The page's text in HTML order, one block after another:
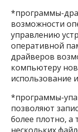
*программы-
возможности
управлению
оперативной
драйверов
компьютеру
использование
*программы-
позволяют
более плотно, а